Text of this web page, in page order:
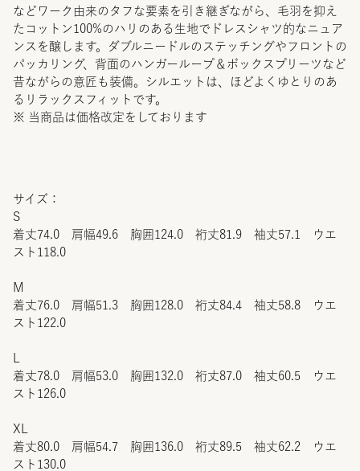
などワーク由来のタフな要素を引き継ぎながら、毛羽を抑え
たコットン100%のハリのある生地でドレスシャツ的なニュア
ンスを醸します。ダブルニードルのステッチングやフロントの
パッカリング、背面のハンガーループ＆ボックスプリーツなど
昔ながらの意匠も装備。シルエットは、ほどよくゆとりのあ
るリラックスフィットです。
※ 当商品は価格改定をしております
サイズ：
S
着丈74.0 肩幅49.6 胸囲124.0 裄丈81.9 袖丈57.1 ウエ
スト118.0
M
着丈76.0 肩幅51.3 胸囲128.0 裄丈84.4 袖丈58.8 ウエ
スト122.0
着丈78.0 肩幅53.0 胸囲132.0 裄丈87.0 袖丈60.5 ウエ
スト126.0
XL
着丈80.0 肩幅54.7 胸囲136.0 裄丈89.5 袖丈62.2 ウエ
スト130.0